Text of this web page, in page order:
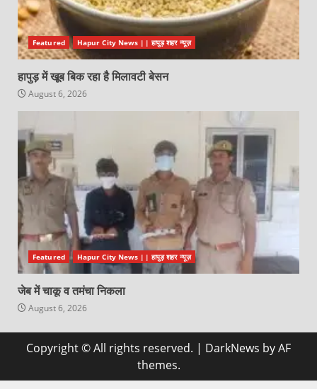
Featured Hapur City News || हापुड़ शहर न्यूज़
हापुड़ में खूब बिक रहा है मिलावटी बेसन
August 6, 2026
Featured Hapur City News || हापुड़ शहर न्यूज़
जेब में चाकू व तमंचा निकला
August 6, 2026
Copyright © All rights reserved. | DarkNews by AF
themes.